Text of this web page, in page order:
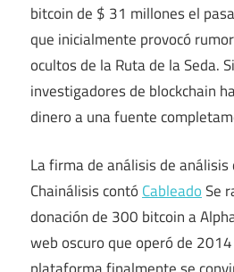
bitcoin de $ 31 millones el
que inicialmente provocó
ocultos de la Ruta de la Seda.
investigadores de blockchain
dinero a una fuente
La firma de análisis de
Chainálisis contó CableadoSe
donación de 300 bitcoin a
web oscuro que operó de